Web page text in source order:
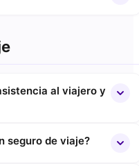
al viajero y
seguro de viaje?